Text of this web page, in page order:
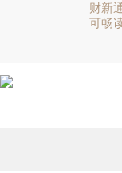
财新
可畅